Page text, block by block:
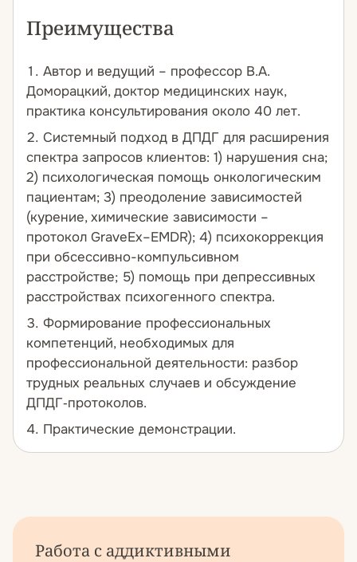
Преимущества
Автор и ведущий – профессор В.А.
Доморацкий, доктор медицинских наук,
практика консультирования около 40 лет.
Системный подход в ДПДГ для расширения
спектра запросов клиентов: 1) нарушения сна;
2) психологическая помощь онкологическим
пациентам; 3) преодоление зависимостей
(курение, химические зависимости –
протокол GraveEx–EMDR); 4) психокоррекция
при обсессивно-компульсивном
расстройстве; 5) помощь при депрессивных
расстройствах психогенного спектра.
Формирование профессиональных
компетенций, необходимых для
профессиональной деятельности: разбор
трудных реальных случаев и обсуждение
ДПДГ‑протоколов.
Практические демонстрации.
Работа с аддиктивными